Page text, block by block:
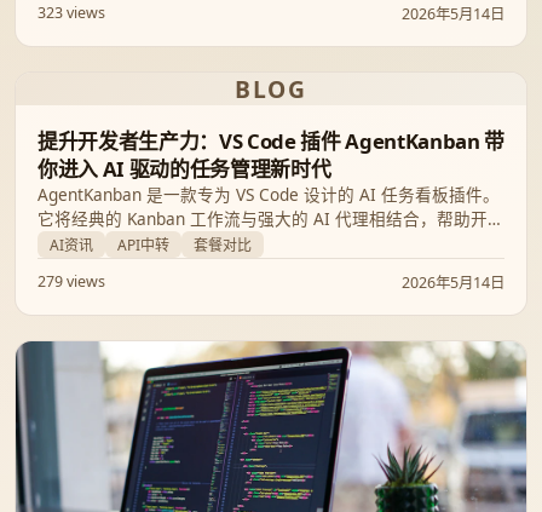
323 views
2026年5月14日
BLOG
提升开发者生产力：VS Code 插件 AgentKanban 带
你进入 AI 驱动的任务管理新时代
AgentKanban 是一款专为 VS Code 设计的 AI 任务看板插件。
它将经典的 Kanban 工作流与强大的 AI 代理相结合，帮助开发
者在不离开编辑器的情况下，高效管理并自动执行编程任务。
AI资讯 API中转
套餐对比
279 views
2026年5月14日